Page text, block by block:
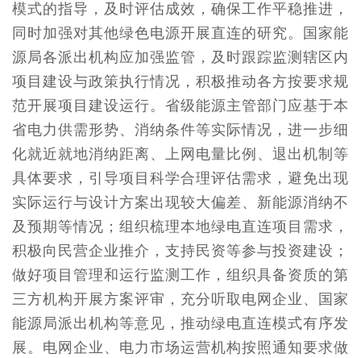
模式的指导，及时评估成效，确保工作平稳推进，
同时加强对其他绿色电源开展直连的研究。国家能
源局各派出机构应加强监管，及时跟踪监测辖区内
项目建设与政策执行情况，积极推动各方按要求规
范开展项目建设运行。省级能源主管部门应基于本
省电力供需形势、消纳条件等实际情况，进一步细
化就近就地消纳距离、上网电量比例、退出机制等
具体要求，引导项目科学合理评估需求，避免出现
实际运行与设计方案出现较大偏差、新能源消纳不
及预期等情况；组织梳理本地绿电直连项目需求，
积极向民营企业推介，支持民资等参与投资建设；
做好项目管理和运行监测工作，组织具备资质的第
三方机构开展方案评审，充分听取电网企业、国家
能源局派出机构等意见，推动绿电直连模式有序发
展。电网企业、电力市场运营机构按照通知要求做